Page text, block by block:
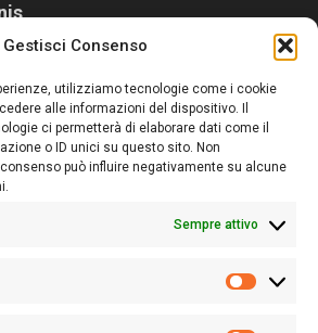
Gestisci Consenso
utilizziamo tecnologie come i cookie
alle informazioni del dispositivo. Il
ci permetterà di elaborare dati come il
o ID unici su questo sito. Non
può influire negativamente su alcune
Sempre attivo
nasce per informare “liberamente” i
al nostro futuro
09013 Carbonia